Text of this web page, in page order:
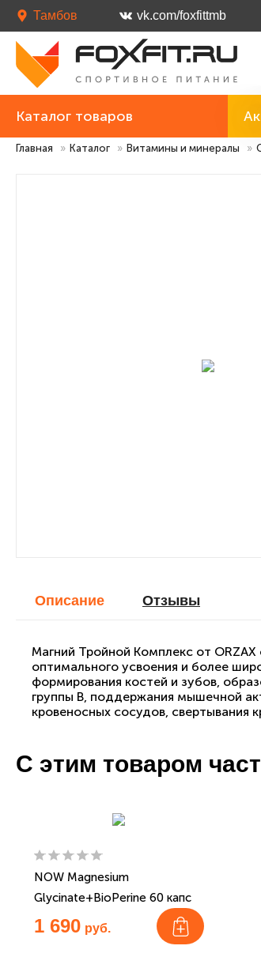
Тамбов vk.com/foxfittmb
Каталог товаров
Главная » Каталог » Витамины и минералы »
Описание Отзывы
Магний Тройной Комплекс от
оптимального усвоения и более
формирования костей и зубов,
группы В, поддержания мышечной
кровеносных сосудов, свертывания
С этим товаром
NOW Magnesium
Glycinate+BioPerine 60 капс
1 690 руб.